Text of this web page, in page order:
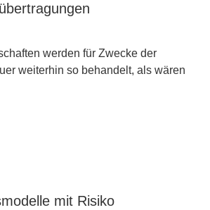
werden für Zwecke der
weiterhin so behandelt, als wären
mit Risiko